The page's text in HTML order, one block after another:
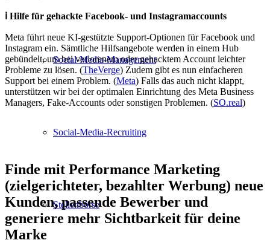
Social-Media-Management
Social-Media-Recruiting
Stellenbörse
ℹ️ Hilfe für gehackte Facebook- und Instagramaccounts
Meta führt neue KI-gestützte Support-Optionen für Facebook und
Instagram ein. Sämtliche Hilfsangebote werden in einem Hub
gebündelt, um bei verlorenem oder gehacktem Account leichter
Probleme zu lösen. (TheVerge) Zudem gibt es nun einfacheren
Support bei einem Problem. (Meta) Falls das auch nicht klappt,
unterstützen wir bei der optimalen Einrichtung des Meta Business
Managers, Fake-Accounts oder sonstigen Problemen. (SO.real)
Finde mit Performance Marketing
(zielgerichteter, bezahlter Werbung) neue
Kunden, passende Bewerber und
generiere mehr Sichtbarkeit für deine
Marke